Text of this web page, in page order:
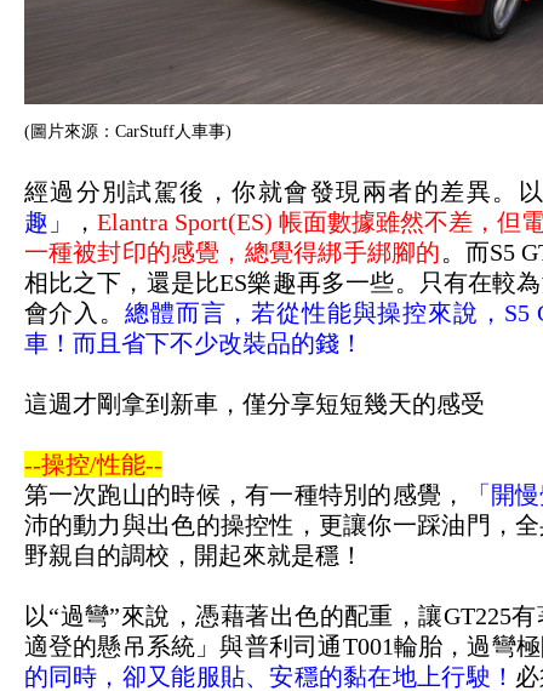
(圖片來源：CarStuff人車事)
經過分別試駕後，你就會發現兩者的差異。
趣」
， Elantra Sport(ES) 帳面數據雖然不差，但
一種被封印的感覺，總覺得綁手綁腳的。而S5
相比之下，還是比ES樂趣再多一些。只有在較
會介入。 總體而言，若從性能與操控來說，S5
車！而且省下不少改裝品的錢！
這週才剛拿到新車，僅分享短短幾天的感受
--操控/性能--
第一次跑山的時候，有一種特別的感覺，
「開
沛的動力與出色的操控性，更讓你一踩油門，
野親自的調校，開起來就是穩！
以“過彎”來說，憑藉著出色的配重，讓GT225
適登的懸吊系統」與普利司通T001輪胎，過彎
的同時，卻又能服貼、安穩的黏在地上行駛！